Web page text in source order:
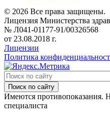
© 2026 Все права защищены.
Лицензия Министерства
№ Л041-01177-91/00326568
от 23.08.2018 г.
Лицензии
Политика
Поиск по сайту
Имеются противопоказания.
специалиста